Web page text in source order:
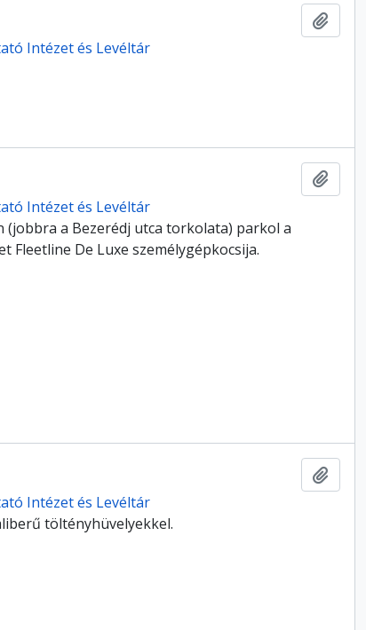
Intézet és Levéltár
Intézet és Levéltár
a Bezerédj utca torkolata) parkol a
De Luxe személygépkocsija.
Intézet és Levéltár
töltényhüvelyekkel.